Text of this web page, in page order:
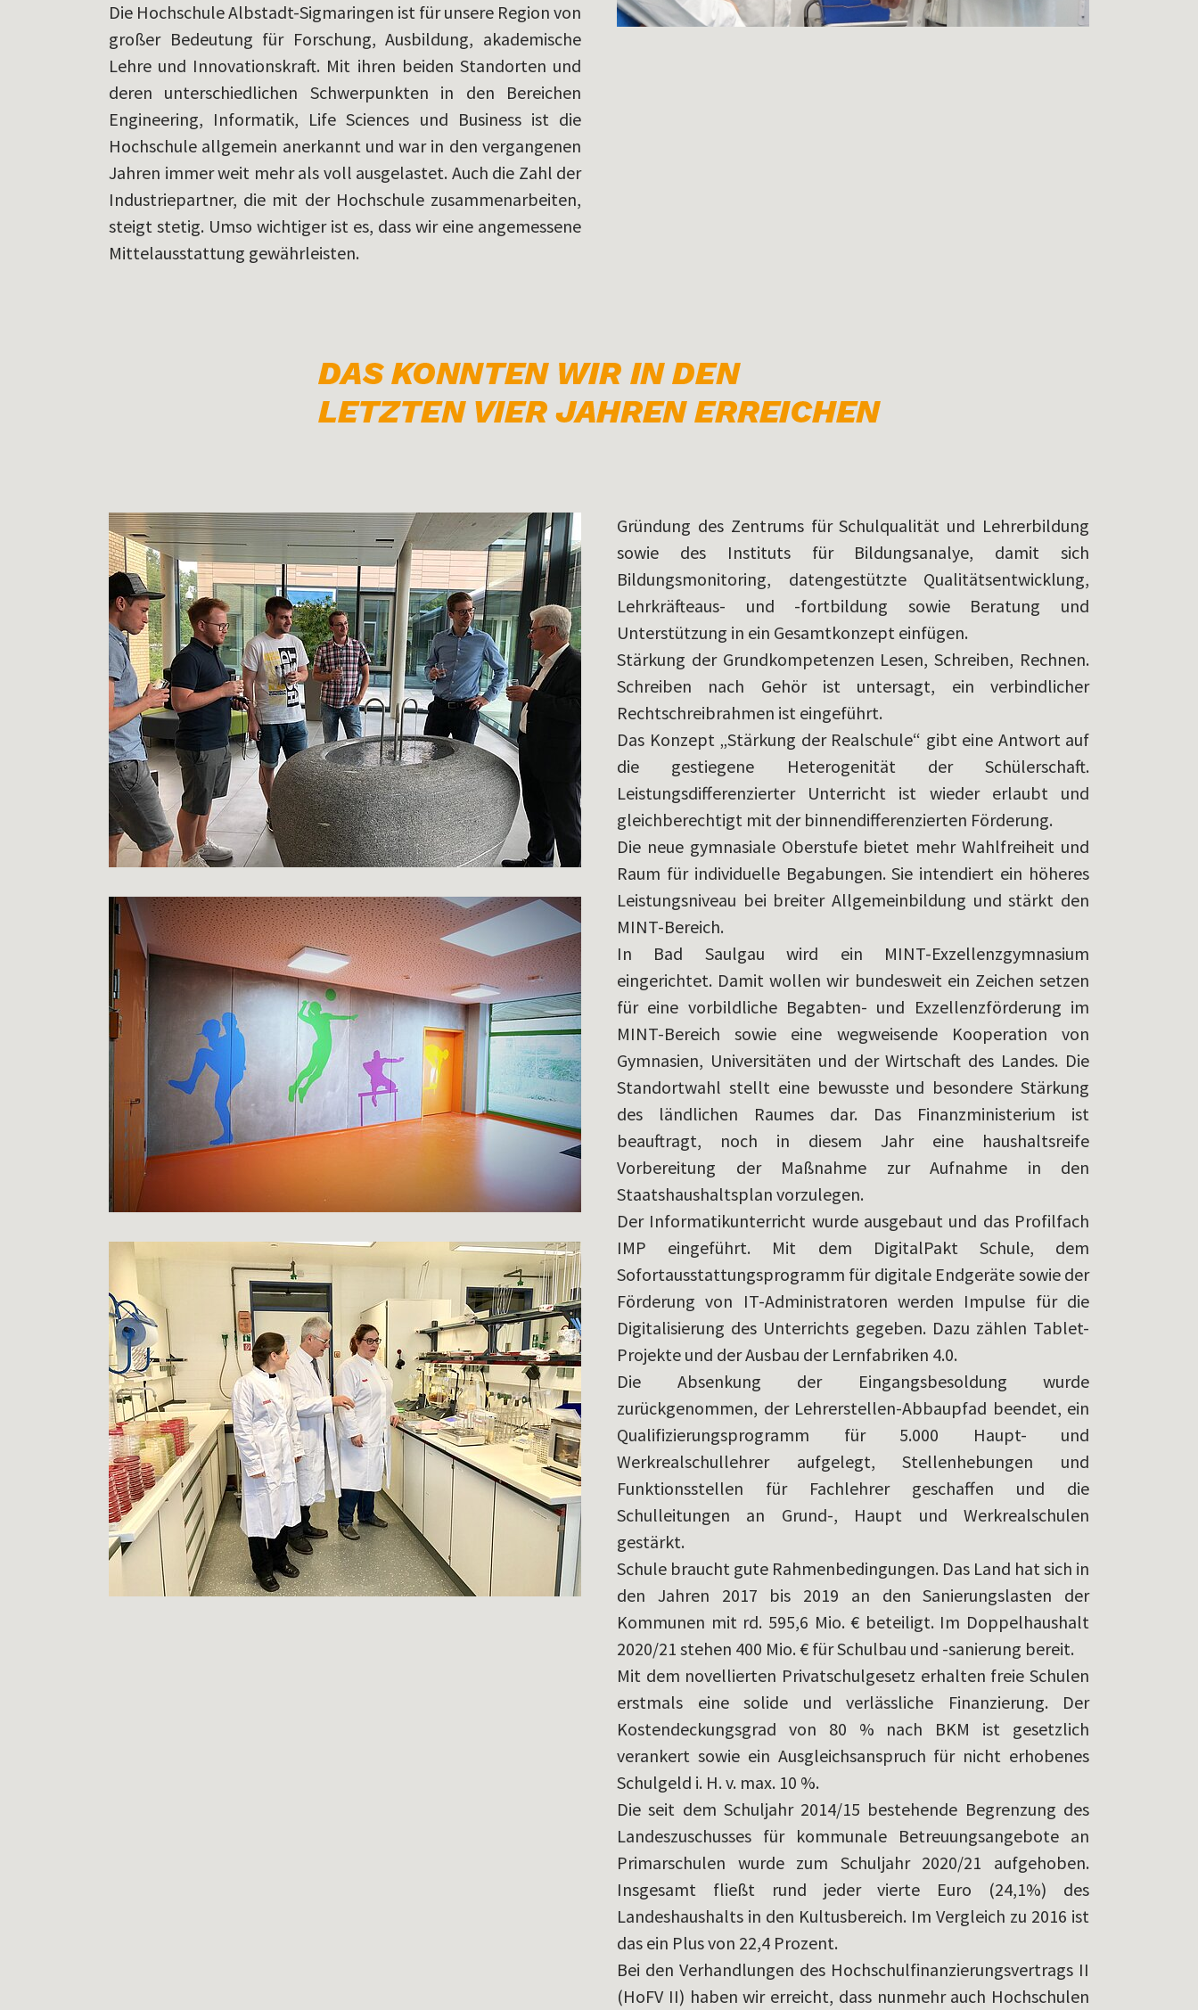
Die Hochschule Albstadt-Sigmaringen ist für unsere Region von
großer Bedeutung für Forschung, Ausbildung, akademische
Lehre und Innovationskraft. Mit ihren beiden Standorten und
deren unterschiedlichen Schwerpunkten in den Bereichen
Engineering, Informatik, Life Sciences und Business ist die
Hochschule allgemein anerkannt und war in den vergangenen
Jahren immer weit mehr als voll ausgelastet. Auch die Zahl der
Industriepartner, die mit der Hochschule zusammenarbeiten,
steigt stetig. Umso wichtiger ist es, dass wir eine angemessene
Mittelausstattung gewährleisten.
Gründung des Zentrums für Schulqualität und Lehrerbildung
sowie des Instituts für Bildungsanalye, damit sich
Bildungsmonitoring, datengestützte Qualitätsentwicklung,
Lehrkräfteaus- und -fortbildung sowie Beratung und
Unterstützung in ein Gesamtkonzept einfügen.
Stärkung der Grundkompetenzen Lesen, Schreiben, Rechnen.
Schreiben nach Gehör ist untersagt, ein verbindlicher
Rechtschreibrahmen ist eingeführt.
Das Konzept „Stärkung der Realschule“ gibt eine Antwort auf
die gestiegene Heterogenität der Schülerschaft.
Leistungsdifferenzierter Unterricht ist wieder erlaubt und
gleichberechtigt mit der binnendifferenzierten Förderung.
Die neue gymnasiale Oberstufe bietet mehr Wahlfreiheit und
Raum für individuelle Begabungen. Sie intendiert ein höheres
Leistungsniveau bei breiter Allgemeinbildung und stärkt den
MINT-Bereich.
In Bad Saulgau wird ein MINT-Exzellenzgymnasium
eingerichtet. Damit wollen wir bundesweit ein Zeichen setzen
für eine vorbildliche Begabten- und Exzellenzförderung im
MINT-Bereich sowie eine wegweisende Kooperation von
Gymnasien, Universitäten und der Wirtschaft des Landes. Die
Standortwahl stellt eine bewusste und besondere Stärkung
des ländlichen Raumes dar. Das Finanzministerium ist
beauftragt, noch in diesem Jahr eine haushaltsreife
Vorbereitung der Maßnahme zur Aufnahme in den
Staatshaushaltsplan vorzulegen.
Der Informatikunterricht wurde ausgebaut und das Profilfach
IMP eingeführt. Mit dem DigitalPakt Schule, dem
Sofortausstattungsprogramm für digitale Endgeräte sowie der
Förderung von IT-Administratoren werden Impulse für die
Digitalisierung des Unterrichts gegeben. Dazu zählen Tablet-
Projekte und der Ausbau der Lernfabriken 4.0.
Die Absenkung der Eingangsbesoldung wurde
zurückgenommen, der Lehrerstellen-Abbaupfad beendet, ein
Qualifizierungsprogramm für 5.000 Haupt- und
Werkrealschullehrer aufgelegt, Stellenhebungen und
Funktionsstellen für Fachlehrer geschaffen und die
Schulleitungen an Grund-, Haupt und Werkrealschulen
gestärkt.
Schule braucht gute Rahmenbedingungen. Das Land hat sich in
den Jahren 2017 bis 2019 an den Sanierungslasten der
Kommunen mit rd. 595,6 Mio. € beteiligt. Im Doppelhaushalt
2020/21 stehen 400 Mio. € für Schulbau und -sanierung bereit.
Mit dem novellierten Privatschulgesetz erhalten freie Schulen
erstmals eine solide und verlässliche Finanzierung. Der
Kostendeckungsgrad von 80 % nach BKM ist gesetzlich
verankert sowie ein Ausgleichsanspruch für nicht erhobenes
Schulgeld i. H. v. max. 10 %.
Die seit dem Schuljahr 2014/15 bestehende Begrenzung des
Landeszuschusses für kommunale Betreuungsangebote an
Primarschulen wurde zum Schuljahr 2020/21 aufgehoben.
Insgesamt fließt rund jeder vierte Euro (24,1%) des
Landeshaushalts in den Kultusbereich. Im Vergleich zu 2016 ist
das ein Plus von 22,4 Prozent.
Bei den Verhandlungen des Hochschulfinanzierungsvertrags II
(HoFV II) haben wir erreicht, dass nunmehr auch Hochschulen